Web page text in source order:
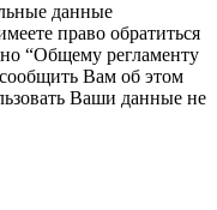
данные
право обратиться
“Общему регламенту
Вам об этом
Ваши данные не